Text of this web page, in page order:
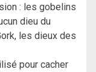
: les gobelins
dieu du
les dieux des
pour cacher